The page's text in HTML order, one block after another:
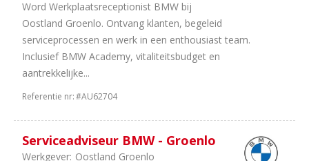
Word Werkplaatsreceptionist BMW bij
Oostland Groenlo. Ontvang klanten, begeleid
serviceprocessen en werk in een enthousiast team.
Inclusief BMW Academy, vitaliteitsbudget en
aantrekkelijke...
Referentie nr:#AU62704
Serviceadviseur BMW - Groenlo
Werkgever: Oostland Groenlo